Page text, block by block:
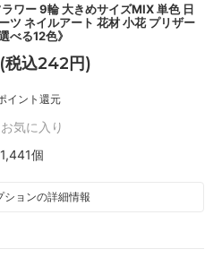
ワー 9輪 大きめサイズMIX 単色 日
ツ ネイルアート 花材 小花 プリザー
べる12色》
税込242円)
イント還元
お気に入り
1,441個
ションの詳細情報